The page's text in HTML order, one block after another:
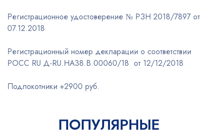
Регистрационное удостоверение № РЗН 2018/7897 от
07.12.2018
Регистрационный номер декларации о соответствии
РОСС RU Д-RU.НА38.В.00060/18 от 12/12/2018
Подлокотники +2900 руб.
ПОПУЛЯРНЫЕ